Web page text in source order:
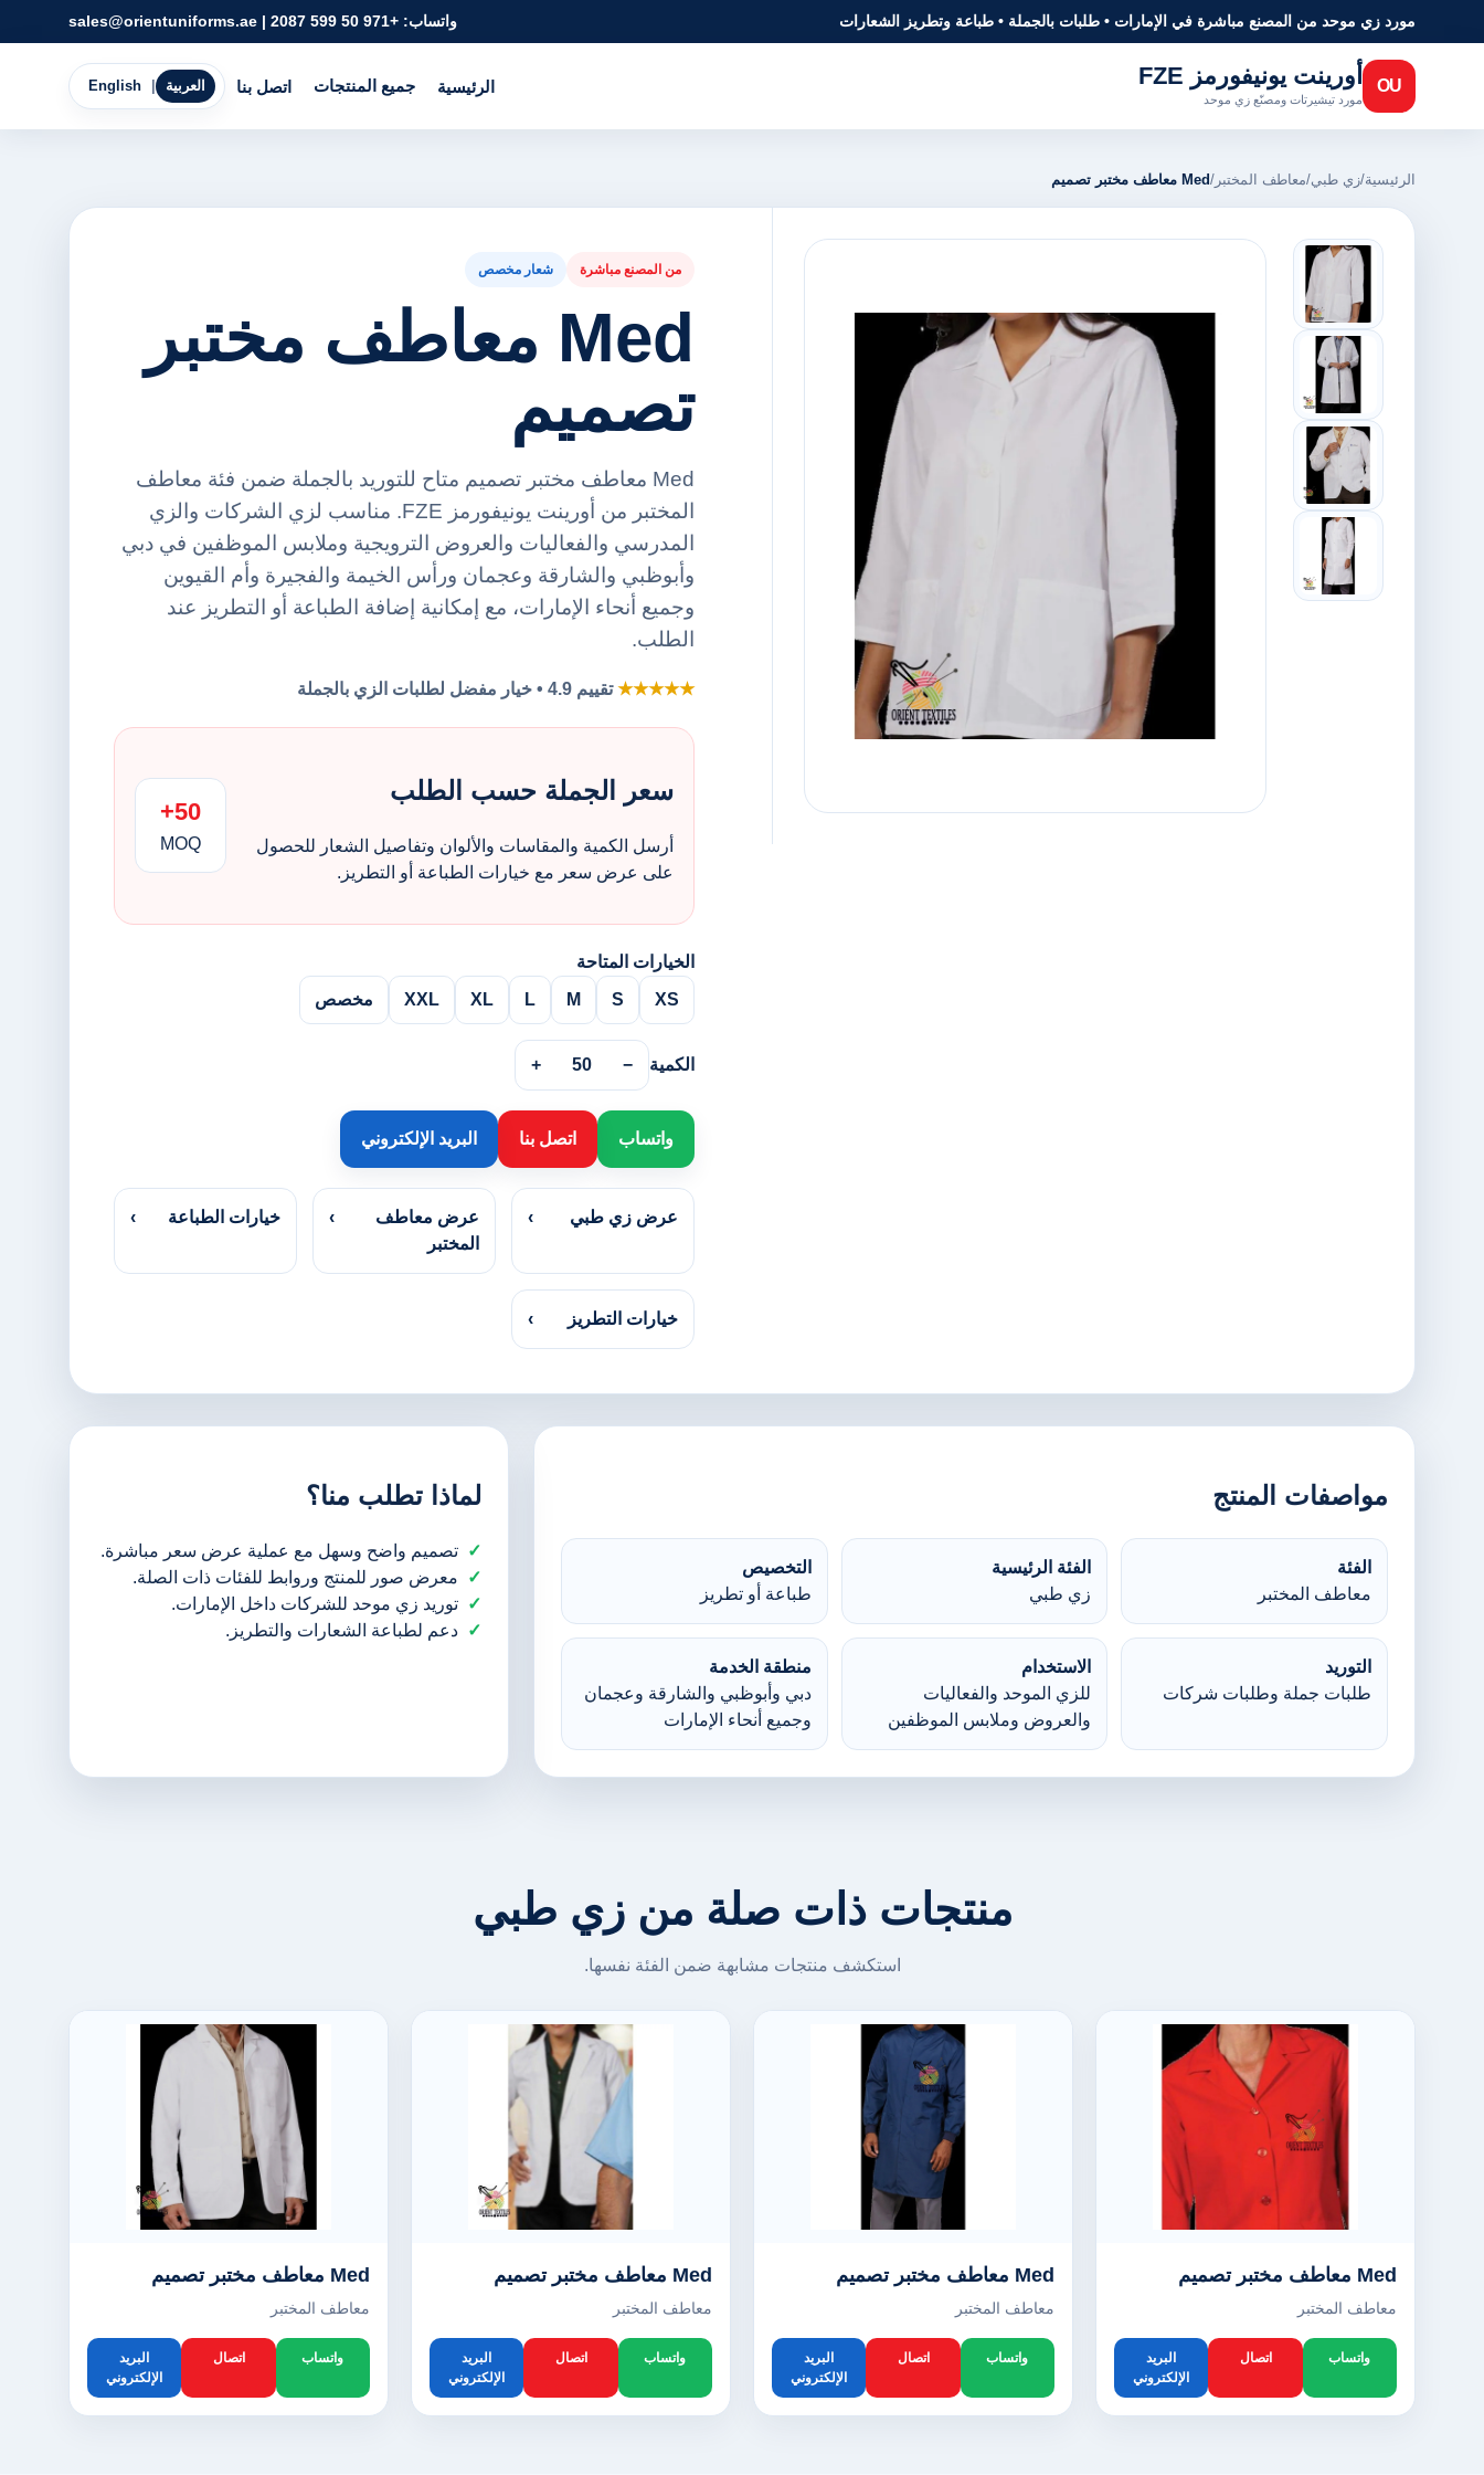
مورد زي موحد من المصنع مباشرة في الإمارات • طلبات بالجملة • طباعة وتطريز الشعارات واتساب: +971 50 599 2087
|
sales@orientuniforms.ae
OU أورينت يونيفورمز FZE
مورد تيشيرتات ومصنّع زي موحد
الرئيسية جميع المنتجات اتصل بنا English العربية
الرئيسية/زي طبي/معاطف المختبر /Med معاطف مختبر تصميم
من المصنع مباشرة شعار مخصص
Med معاطف مختبر
تصميم
Med معاطف مختبر تصميم متاح للتوريد بالجملة ضمن فئة معاطف
المختبر من أورينت يونيفورمز FZE. مناسب لزي الشركات والزي
المدرسي والفعاليات والعروض الترويجية وملابس الموظفين في دبي
وأبوظبي والشارقة وعجمان ورأس الخيمة والفجيرة وأم القيوين
وجميع أنحاء الإمارات، مع إمكانية إضافة الطباعة أو التطريز عند
الطلب.
★★★★★تقييم 4.9 • خيار مفضل لطلبات الزي بالجملة
سعر الجملة حسب الطلب
أرسل الكمية والمقاسات والألوان وتفاصيل الشعار للحصول
على عرض سعر مع خيارات الطباعة أو التطريز.
50+
MOQ
الخيارات المتاحة
XS
S
M
L
XL
XXL مخصص
الكمية −
50
+
واتساب اتصل بنا البريد الإلكتروني
عرض زي طبي ›
عرض معاطف
المختبر
› خيارات الطباعة ›
خيارات التطريز ›
مواصفات المنتج
الفئة
معاطف المختبر
الفئة الرئيسية
زي طبي
التخصيص
طباعة أو تطريز
التوريد
طلبات جملة وطلبات شركات
الاستخدام
للزي الموحد والفعاليات
والعروض وملابس الموظفين
منطقة الخدمة
دبي وأبوظبي والشارقة وعجمان
وجميع أنحاء الإمارات
لماذا تطلب منا؟
تصميم واضح وسهل مع عملية عرض سعر مباشرة.
معرض صور للمنتج وروابط للفئات ذات الصلة.
توريد زي موحد للشركات داخل الإمارات.
دعم لطباعة الشعارات والتطريز.
منتجات ذات صلة من زي طبي
استكشف منتجات مشابهة ضمن الفئة نفسها.
Med معاطف مختبر تصميم
معاطف المختبر
واتساب اتصال
البريد
الإلكتروني
Med معاطف مختبر تصميم
معاطف المختبر
واتساب اتصال
البريد
الإلكتروني
Med معاطف مختبر تصميم
معاطف المختبر
واتساب اتصال
البريد
الإلكتروني
Med معاطف مختبر تصميم
معاطف المختبر
واتساب اتصال
البريد
الإلكتروني